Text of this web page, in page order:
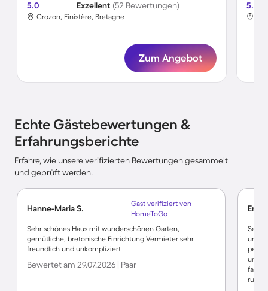
5.0 Exzellent (52 Bewertungen)
Crozon, Finistère, Bretagne
Zum Angebot
5.0
Echte Gästebewertungen &
Erfahrungsberichte
Erfahre, wie unsere verifizierten Bewertungen gesammelt
und geprüft werden.
Hanne-Maria S.
Gast verifiziert von
HomeToGo
Sehr schönes Haus mit wunderschönen Garten,
gemütliche, bretonische Einrichtung Vermieter sehr
freundlich und unkompliziert
Bewertet am 29.07.2026 | Paar
Eric
Sehr
uns
und